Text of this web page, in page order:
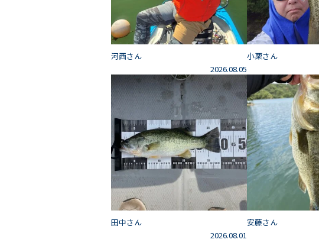
河西さん
2026.08.05
小栗さん
田中さん
2026.08.01
安藤さん